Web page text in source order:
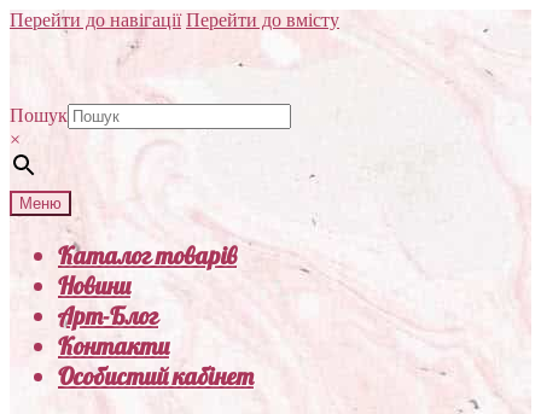
Перейти до навігації Перейти до вмісту
Пошук
×
Меню
Каталог товарів
Новини
Арт-Блог
Контакти
Особистий кабінет